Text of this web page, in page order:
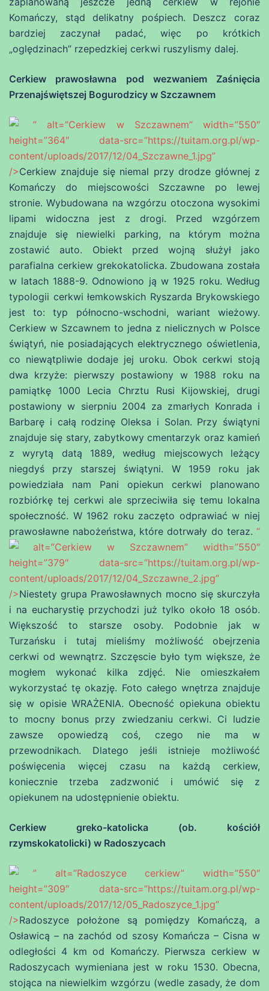
Komańczy, stąd delikatny pośpiech. Deszcz coraz
bardziej zaczynał padać, więc po krótkich
„oględzinach” rzepedzkiej cerkwi ruszylismy dalej.
Cerkiew prawosławna pod wezwaniem Zaśnięcia
Przenajświętszej Bogurodzicy w Szczawnem
” alt=”Cerkiew w Szczawnem” width=”550″
height=”364″ data-src=”https://tuitam.org.pl/wp-
content/uploads/2017/12/04_Szczawne_1.jpg”
/>Cerkiew znajduje się niemal przy drodze głównej z
Komańczy do miejscowości Szczawne po lewej
stronie. Wybudowana na wzgórzu otoczona wysokimi
lipami widoczna jest z drogi. Przed wzgórzem
znajduje się niewielki parking, na którym można
zostawić auto. Obiekt przed wojną służył jako
parafialna cerkiew grekokatolicka. Zbudowana została
w latach 1888-9. Odnowiono ją w 1925 roku. Według
typologii cerkwi łemkowskich Ryszarda Brykowskiego
jest to: typ północno-wschodni, wariant wieżowy.
Cerkiew w Szcawnem to jedna z nielicznych w Polsce
świątyń, nie posiadających elektrycznego oświetlenia,
co niewątpliwie dodaje jej uroku. Obok cerkwi stoją
dwa krzyże: pierwszy postawiony w 1988 roku na
pamiątkę 1000 Lecia Chrztu Rusi Kijowskiej, drugi
postawiony w sierpniu 2004 za zmarłych Konrada i
Barbarę i całą rodzinę Oleksa i Solan. Przy świątyni
znajduje się stary, zabytkowy cmentarzyk oraz kamień
z wyrytą datą 1889, według miejscowych leżący
niegdyś przy starszej świątyni. W 1959 roku jak
powiedziała nam Pani opiekun cerkwi planowano
rozbiórkę tej cerkwi ale sprzeciwiła się temu lokalna
społeczność. W 1962 roku zaczęto odprawiać w niej
prawosławne nabożeństwa, które dotrwały do teraz. ”
alt=”Cerkiew w Szczawnem” width=”550″
height=”379″ data-src=”https://tuitam.org.pl/wp-
content/uploads/2017/12/04_Szczawne_2.jpg”
/>Niestety grupa Prawosławnych mocno się skurczyła
i na eucharystię przychodzi już tylko około 18 osób.
Większość to starsze osoby. Podobnie jak w
Turzańsku i tutaj mieliśmy możliwość obejrzenia
cerkwi od wewnątrz. Szczęscie było tym większe, że
mogłem wykonać kilka zdjęć. Nie omieszkałem
wykorzystać tę okazję. Foto całego wnętrza znajduje
się w opisie WRAŻENIA. Obecność opiekuna obiektu
to mocny bonus przy zwiedzaniu cerkwi. Ci ludzie
zawsze opowiedzą coś, czego nie ma w
przewodnikach. Dlatego jeśli istnieje możliwość
poświęcenia więcej czasu na każdą cerkiew,
koniecznie trzeba zadzwonić i umówić się z
opiekunem na udostępnienie obiektu.
Cerkiew greko-katolicka (ob. kościół
rzymskokatolicki) w Radoszycach
” alt=”Radoszyce cerkiew” width=”550″
height=”309″ data-src=”https://tuitam.org.pl/wp-
content/uploads/2017/12/05_Radoszyce_1.jpg”
/>Radoszyce położone są pomiędzy Komańczą, a
Osławicą – na zachód od szosy Komańcza – Cisna w
odległości 4 km od Komańczy. Pierwsza cerkiew w
Radoszycach wymieniana jest w roku 1530. Obecna,
stojąca na niewielkim wzgórzu (wedle zasady, że dom